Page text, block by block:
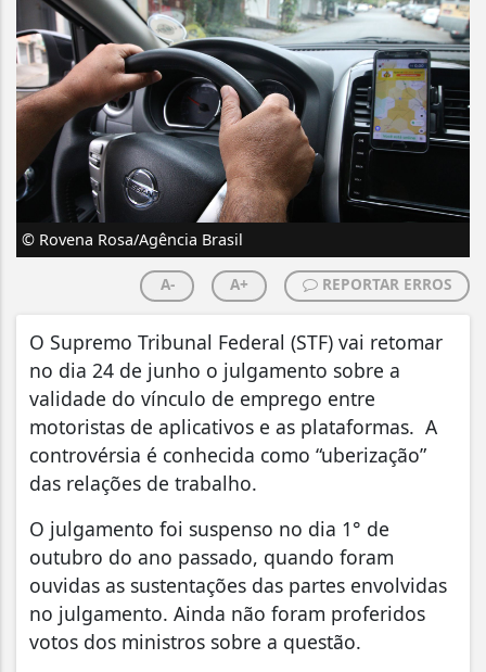
© Rovena Rosa/Agência Brasil
A- A+ REPORTAR ERROS
O Supremo Tribunal Federal (STF) vai retomar
no dia 24 de junho o julgamento sobre a
validade do vínculo de emprego entre
motoristas de aplicativos e as plataformas. A
controvérsia é conhecida como “uberização”
das relações de trabalho.
O julgamento foi suspenso no dia 1° de
outubro do ano passado, quando foram
ouvidas as sustentações das partes envolvidas
no julgamento. Ainda não foram proferidos
votos dos ministros sobre a questão.